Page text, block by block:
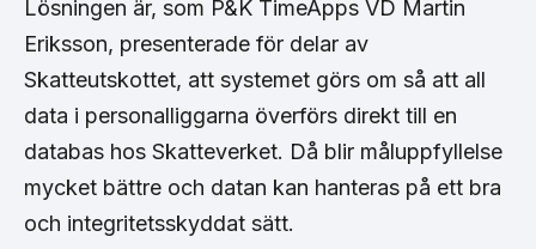
Lösningen är, som P&K TimeApps VD Martin
Eriksson, presenterade för delar av
Skatteutskottet, att systemet görs om så att all
data i personalliggarna överförs direkt till en
databas hos Skatteverket. Då blir måluppfyllelse
mycket bättre och datan kan hanteras på ett bra
och integritetsskyddat sätt.